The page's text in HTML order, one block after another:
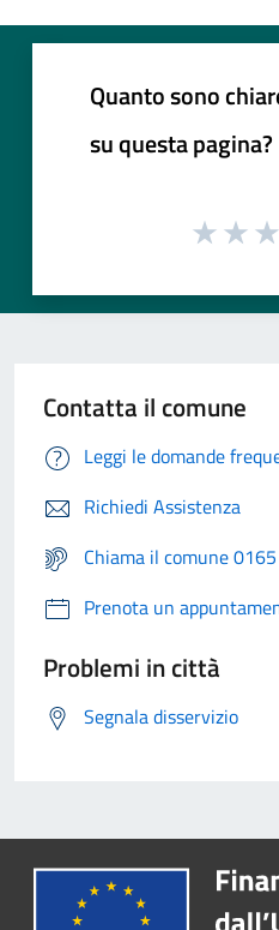
Quanto sono
su questa pagina?
Contatta il comune
Leggi le domande
Richiedi Assistenza
Chiama il comune
Prenota un
Problemi in città
Segnala disservizio